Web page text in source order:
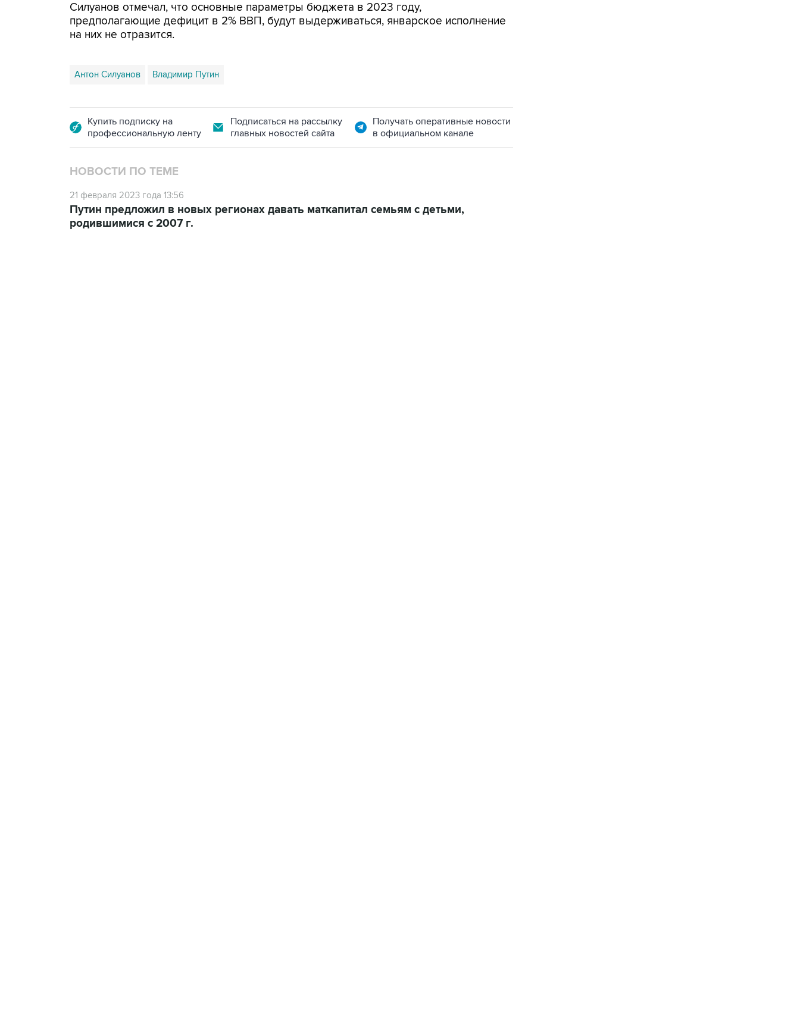
Силуанов отмечал, что основные параметры бюджета в 2023 году,
предполагающие дефицит в 2% ВВП, будут выдерживаться, январское исполнение
на них не отразится.
Антон Силуанов Владимир Путин
Купить подписку на
профессиональную ленту
Подписаться на рассылку
главных новостей сайта
Получать оперативные новости
в официальном канале
НОВОСТИ ПО ТЕМЕ
21 февраля 2023 года 13:56
Путин предложил в новых регионах давать маткапитал семьям с детьми,
родившимися с 2007 г.